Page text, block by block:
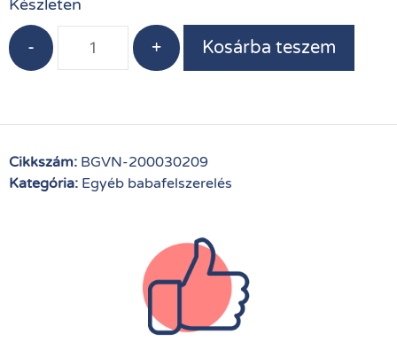
Készleten
- + Kosárba teszem
Cikkszám: BGVN-200030209
Kategória: Egyéb babafelszerelés